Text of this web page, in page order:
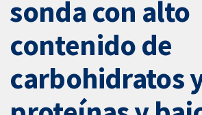
sonda con alto
contenido de
carbohidratos